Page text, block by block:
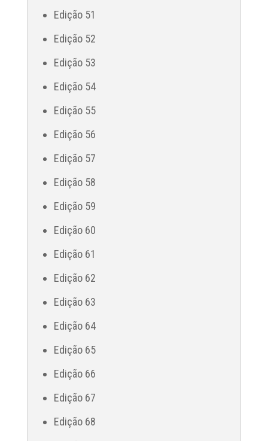
Edição 51
Edição 52
Edição 53
Edição 54
Edição 55
Edição 56
Edição 57
Edição 58
Edição 59
Edição 60
Edição 61
Edição 62
Edição 63
Edição 64
Edição 65
Edição 66
Edição 67
Edição 68